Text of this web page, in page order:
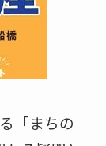
「まちの